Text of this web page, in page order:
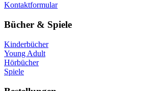
Kontaktformular
Bücher & Spiele
Kinderbücher
Young Adult
Hörbücher
Spiele